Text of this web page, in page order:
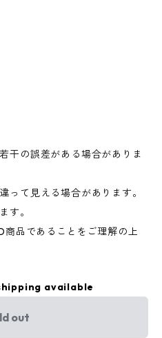
干の誤差がある場合がありま
て見える場合があります。
す。
商品であることをご理解の上
available
out